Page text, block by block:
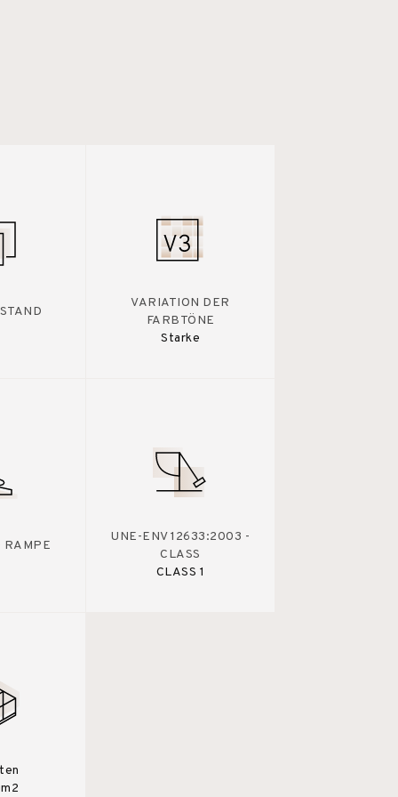
VARIATION DER
FARBTÖNE
Starke
RAMPE
UNE-ENV 12633:2003 -
CLASS
CLASS 1